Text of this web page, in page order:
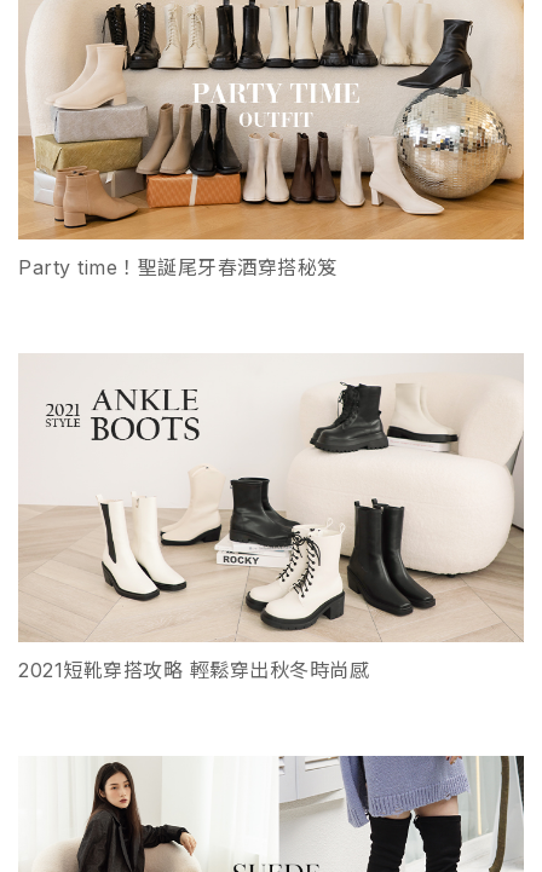
Party time！聖誕尾牙春酒穿搭秘笈
2021短靴穿搭攻略 輕鬆穿出秋冬時尚感